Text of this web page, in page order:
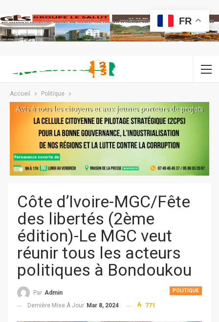
Accueil Politique
Côte d’Ivoire-MGC/Fête
des libertés (2ème
édition)-Le MGC veut
réunir tous les acteurs
politiques à Bondoukou
POLITIQUE
Par Admin
Dernière Mise À Jour Mar 8, 2024 771
FR